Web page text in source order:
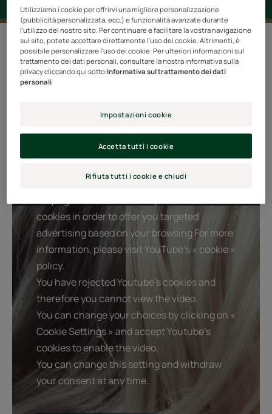
2 risultati "Okara Silver"
Ricco di aminoacidi simili a quelli della cheratina,
l’estratto naturale di Okara aiuta a ristrutturare i capelli
rivelando un colore puro e accattivante con riflessi
radiosi; i capelli biondo platino e biondo ghiaccio brillano
grazie a riflessi freddi. Senza siliconi.
cookies in order to offer you targeted
advertising based on your browsing For more
information, please visit YouTube's « cookie »
policy.
You have rejected Youtube's cookies and
therefore you cannot view the video.
You can change your choices by clicking on «
Cookie Settings » and accept Youtube's
cookies to enable the video.
You can change this setting and withdraw
your consent at any time.
Utilizziamo i cookie per offrirvi una migliore personalizzazione
(pubblicità personalizzata, ecc.) e funzionalità avanzate durante
l'utilizzo del nostro sito. Per continuare e facilitare la vostra navigazione
sul sito, potete accettare direttamente l'uso dei cookie. Altrimenti, è
possibile personalizzare l'uso dei cookie. Per ulteriori informazioni sul
trattamento dei dati personali, consultare la nostra informativa sulla
privacy cliccando qui sotto:Informativa sul trattamento dei dati
personali
Impostazioni cookie
Rifiuta tutti i cookie e chiudi
Accetta tutti i cookie